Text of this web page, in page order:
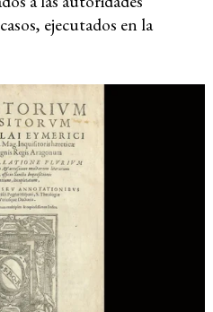
ejecutados en la